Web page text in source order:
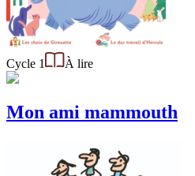
Cycle 1 À lire
Mon ami mammouth